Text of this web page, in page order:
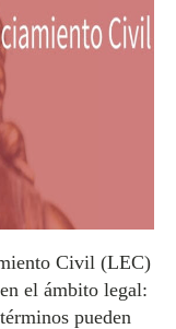
Civil (LEC)
el ámbito legal:
pueden